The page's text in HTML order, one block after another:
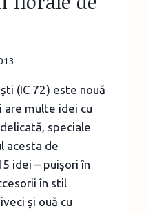
(IC 72) este nouă
are multe idei cu
speciale
acesta de
idei – puişori în
în stil
şi ouă cu